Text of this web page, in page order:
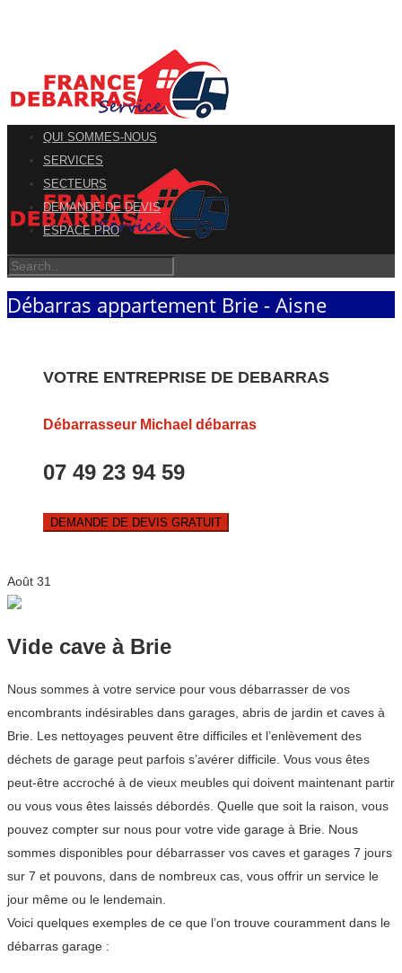
QUI SOMMES-NOUS
SERVICES
SECTEURS
DEMANDE DE DEVIS
ESPACE PRO
Débarras appartement Brie - Aisne
VOTRE ENTREPRISE DE DEBARRAS
Débarrasseur Michael débarras
07 49 23 94 59
DEMANDE DE DEVIS GRATUIT
Août 31
Vide cave à Brie
Nous sommes à votre service pour vous débarrasser de vos
encombrants indésirables dans garages, abris de jardin et caves à
Brie. Les nettoyages peuvent être difficiles et l’enlèvement des
déchets de garage peut parfois s’avérer difficile. Vous vous êtes
peut-être accroché à de vieux meubles qui doivent maintenant partir
ou vous vous êtes laissés débordés. Quelle que soit la raison, vous
pouvez compter sur nous pour votre vide garage à Brie. Nous
sommes disponibles pour débarrasser vos caves et garages 7 jours
sur 7 et pouvons, dans de nombreux cas, vous offrir un service le
jour même ou le lendemain.
Voici quelques exemples de ce que l’on trouve couramment dans le
débarras garage :